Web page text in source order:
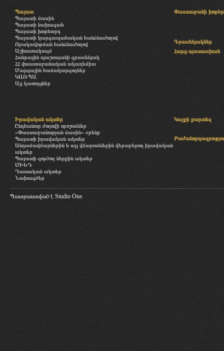
Պալատ
Պալատի մասին
Պալատի նախագահ
Պալատի խորհուրդ
Պալատի կարգապահական հանձնաժողով
Որակավորման հանձնաժողով
Աշխատակազմ
Հանրային պաշտպանի գրասենյակ
ՀՀ փաստաբանական ակադեմիա
Մարզային համակարգողներ
ԿԱՌՊԱ
Այլ կառույցներ
Փաստաբանի
Գրասենյակներ
Հարց-պատասխան
Իրավական ակտեր
Ընդհանուր ժողովի որոշումներ
«Փաստաբանության մասին» օրենք
Պալատի իրավական ակտեր
Անդամավճարներին և այլ վճարումներին վերաբերող իրավական
ակտեր
Պալատի գործող ներքին ակտեր
ՄԻԵԴ
Դատական ակտեր
Նախագծեր
Կայքի քարտեզ
Պատրաստված է Studio One.